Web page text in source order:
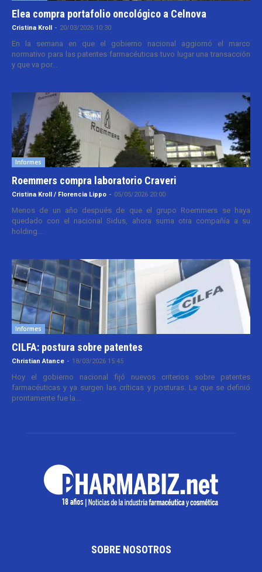
Elea compra portafolio oncológico a Celnova
Cristina Kroll - 20/03/2026 10:30
En la semana en que el gobierno nacional aggiornó el marco
normativo para las patentes farmacéuticas tuvo lugar una transacción
y que va por...
Informes
Roemmers compra laboratorio Craveri
Cristina Kroll / Florencia Lippo - 05/05/2026 20:00
Menos de un año después de que el grupo Roemmers se haya
quedado con el nacional Sidus, ahora suma otra compañía a su
holding....
Informes
CILFA: postura sobre patentes
Christian Atance - 18/03/2026 15:45
Hoy el gobierno nacional fijó nuevos criterios sobre patentes
farmacéuticas y ya surgen las críticas y posturas. La que se definió
prontamente fue la...
SOBRE NOSOTROS